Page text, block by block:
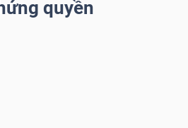
quyền